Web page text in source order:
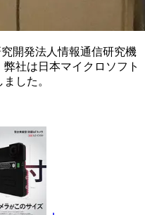
開発法人情報通信研究機
弊社は日本マイクロソフト
した。